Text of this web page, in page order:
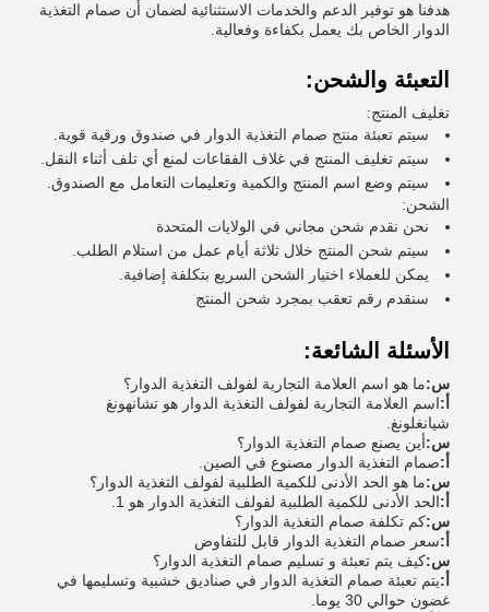
هدفنا هو توفير الدعم والخدمات الاستثنائية لضمان أن صمام التغذية
الدوار الخاص بك يعمل بكفاءة وفعالية.
التعبئة والشحن:
تغليف المنتج:
سيتم تعبئة منتج صمام التغذية الدوار في صندوق ورقية قوية.
سيتم تغليف المنتج في غلاف الفقاعات لمنع أي تلف أثناء النقل.
سيتم وضع اسم المنتج والكمية وتعليمات التعامل مع الصندوق.
الشحن:
نحن نقدم شحن مجاني في الولايات المتحدة
سيتم شحن المنتج خلال ثلاثة أيام عمل من استلام الطلب.
يمكن للعملاء اختيار الشحن السريع بتكلفة إضافية.
سنقدم رقم تعقب بمجرد شحن المنتج
الأسئلة الشائعة:
س:ما هو اسم العلامة التجارية لفولف التغذية الدوار؟
أ:اسم العلامة التجارية لفولف التغذية الدوار هو تشانهونغ
شيانغلونغ.
س:أين يصنع صمام التغذية الدوار؟
أ:صمام التغذية الدوار مصنوع في الصين.
س:ما هو الحد الأدنى للكمية الطلبية لفولف التغذية الدوار؟
أ:الحد الأدنى للكمية الطلبية لفولف التغذية الدوار هو 1.
س:كم تكلفة صمام التغذية الدوار؟
أ:سعر صمام التغذية الدوار قابل للتفاوض
س:كيف يتم تعبئة و تسليم صمام التغذية الدوار؟
أ:يتم تعبئة صمام التغذية الدوار في صناديق خشبية وتسليمها في
غضون حوالي 30 يوما.